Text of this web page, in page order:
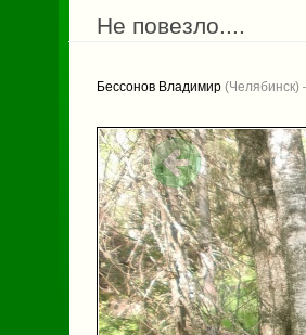
Вы здесь
Не повезло....
Бессонов Владимир (Челябинск)